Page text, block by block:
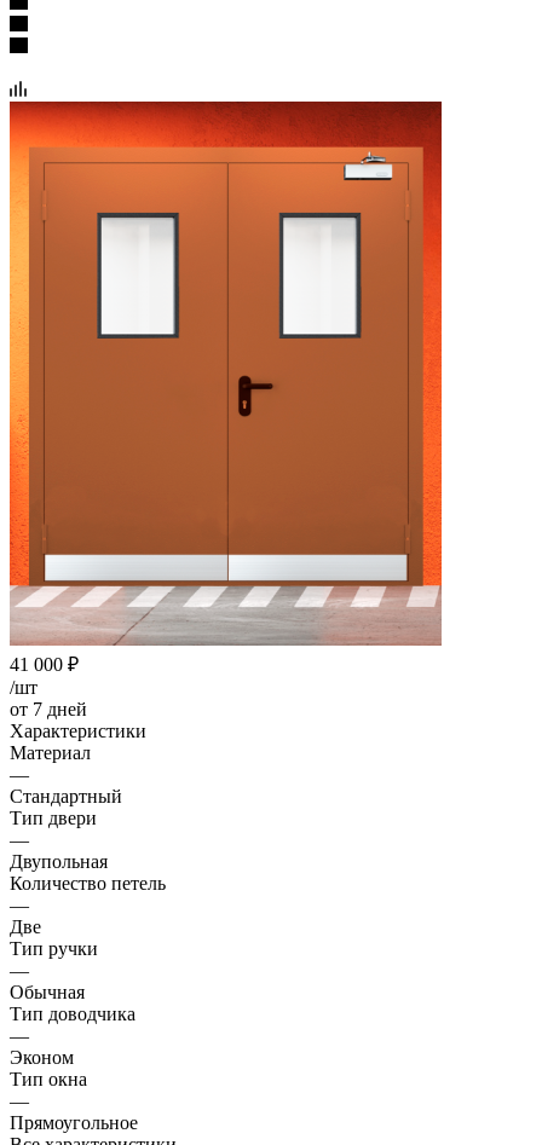
41 000 ₽
/шт
от 7 дней
Характеристики
Материал
—
Стандартный
Тип двери
—
Двупольная
Количество петель
—
Две
Тип ручки
—
Обычная
Тип доводчика
—
Эконом
Тип окна
—
Прямоугольное